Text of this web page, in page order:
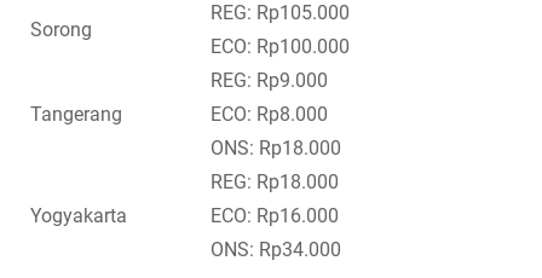
Sorong
REG: Rp105.000
ECO: Rp100.000
Tangerang
REG: Rp9.000
ECO: Rp8.000
ONS: Rp18.000
Yogyakarta
REG: Rp18.000
ECO: Rp16.000
ONS: Rp34.000